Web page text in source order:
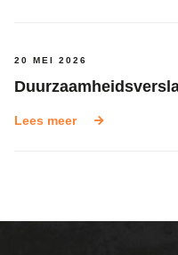
20 MEI 2026
Lees meer